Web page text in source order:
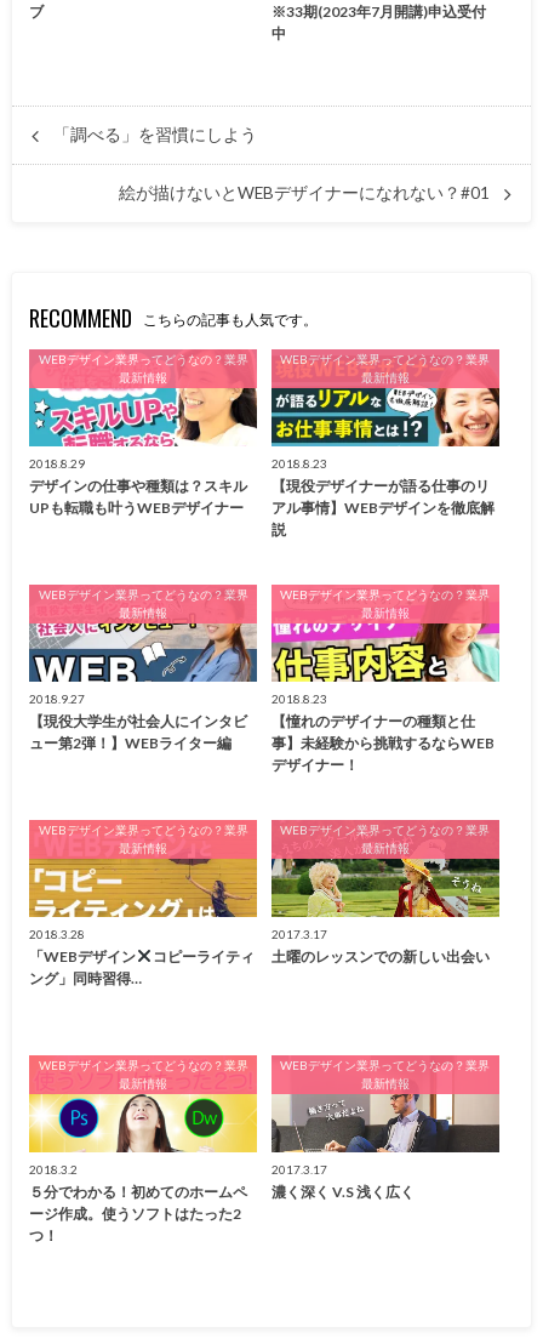
ブ
※33期(2023年7月開講)申込受付
中
「調べる」を習慣にしよう
絵が描けないとWEBデザイナーになれない？#01
RECOMMEND こちらの記事も人気です。
WEBデザイン業界ってどうなの？業界
最新情報
2018.8.29
デザインの仕事や種類は？スキル
UPも転職も叶うWEBデザイナー
WEBデザイン業界ってどうなの？業界
最新情報
2018.8.23
【現役デザイナーが語る仕事のリ
アル事情】WEBデザインを徹底解
説
WEBデザイン業界ってどうなの？業界
最新情報
2018.9.27
【現役大学生が社会人にインタビ
ュー第2弾！】WEBライター編
WEBデザイン業界ってどうなの？業界
最新情報
2018.8.23
【憧れのデザイナーの種類と仕
事】未経験から挑戦するならWEB
デザイナー！
WEBデザイン業界ってどうなの？業界
最新情報
2018.3.28
「WEBデザイン
コピーライティ
ング」同時習得…
WEBデザイン業界ってどうなの？業界
最新情報
2017.3.17
土曜のレッスンでの新しい出会い
WEBデザイン業界ってどうなの？業界
最新情報
2018.3.2
５分でわかる！初めてのホームペ
ージ作成。使うソフトはたった2
つ！
WEBデザイン業界ってどうなの？業界
最新情報
2017.3.17
濃く深く V.S 浅く広く